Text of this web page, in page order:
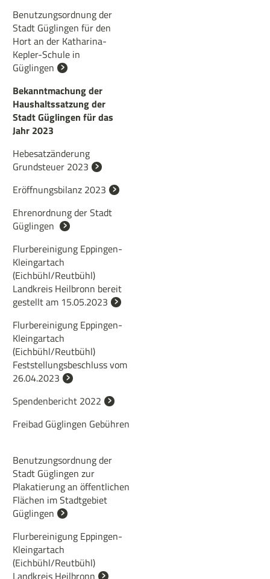
Benutzungsordnung der
Stadt Güglingen für den
Hort an der Katharina-
Kepler-Schule in
Güglingen
Bekanntmachung der
Haushaltssatzung der
Stadt Güglingen für das
Jahr 2023
Hebesatzänderung
Grundsteuer 2023
Eröffnungsbilanz 2023
Ehrenordnung der Stadt
Güglingen
Flurbereinigung Eppingen-
Kleingartach
(Eichbühl/Reutbühl)
Landkreis Heilbronn bereit
gestellt am 15.05.2023
Flurbereinigung Eppingen-
Kleingartach
(Eichbühl/Reutbühl)
Feststellungsbeschluss vom
26.04.2023
Spendenbericht 2022
Freibad Güglingen Gebühren
Benutzungsordnung der
Stadt Güglingen zur
Plakatierung an öffentlichen
Flächen im Stadtgebiet
Güglingen
Flurbereinigung Eppingen-
Kleingartach
(Eichbühl/Reutbühl)